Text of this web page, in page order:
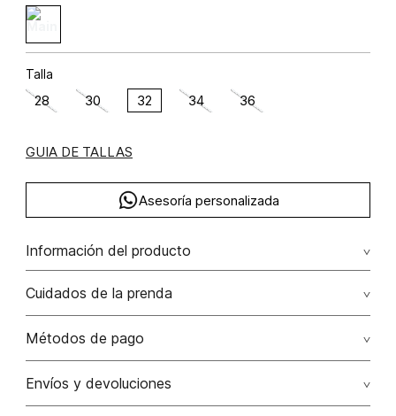
Talla
28 30 32 34 36
GUIA DE TALLAS
Asesoría personalizada
Información del producto
algodón 98% elastano 2%
Cuidados de la prenda
Lavar con colores similares. no secar en máquina. los
No usar lejia
Métodos de pago
Tarjetas de crédito: Visa, Dinners, Master Card y American
Envíos y devoluciones